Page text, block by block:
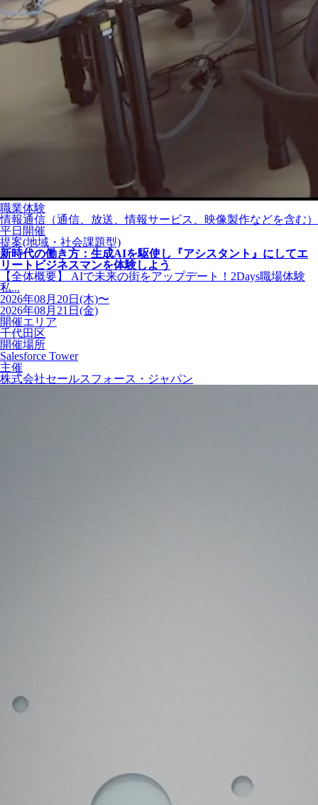
職業体験
情報通信（通信、放送、情報サービス、映像製作などを含む）
平日開催
提案(地域・社会課題型)
新時代の働き方：生成AIを駆使し『アシスタント』にしてエ
リートビジネスマンを体験しよう
【全体概要】 AIで未来の街をアップデート！2Days職場体験
私...
2026年08月20日(木)〜
2026年08月21日(金)
開催エリア
千代田区
開催場所
Salesforce Tower
主催
株式会社セールスフォース・ジャパン